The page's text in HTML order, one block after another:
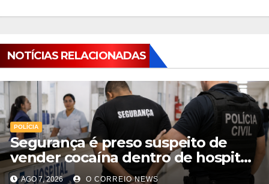
NOTÍCIAS RELACIONADAS
POLÍCIA
Segurança é preso suspeito de
vender cocaína dentro de hospital
e atuar para facção em Cassilândia
AGO 7, 2026 O CORREIO NEWS